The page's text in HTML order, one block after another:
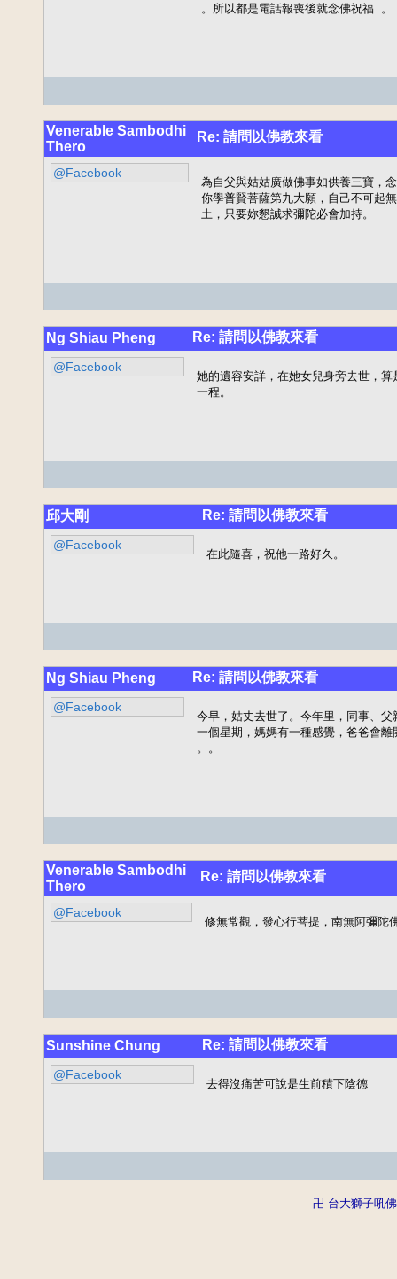
。所以都是電話報喪後就念佛祝福 。
Venerable Sambodhi
Thero
Re: 請問以佛教來看
@Facebook
為自父與姑姑廣做佛事如供養三寶，
你學普賢菩薩第九大願，自己不可起
土，只要妳懇誠求彌陀必會加持。
Ng Shiau Pheng Re: 請問以佛教來看
@Facebook
她的遺容安詳，在她女兒身旁去世，
一程。
邱大剛 Re: 請問以佛教來看
@Facebook
在此隨喜，祝他一路好久。
Ng Shiau Pheng Re: 請問以佛教來看
@Facebook
今早，姑丈去世了。今年里，同事、
一個星期，媽媽有一種感覺，爸爸會
。。
Venerable Sambodhi
Thero
Re: 請問以佛教來看
@Facebook
修無常觀，發心行菩提，南無阿彌陀
Sunshine Chung Re: 請問以佛教來看
@Facebook
去得沒痛苦可說是生前積下陰德
卍 台大獅子吼